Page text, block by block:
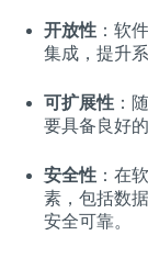
开放性 ：软
集成，提升
可扩展性 ：
要具备良好
安全性 ：在
素，包括数
安全可靠。